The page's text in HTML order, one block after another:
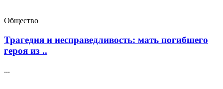
Общество
Трагедия и несправедливость: мать погибшего
героя из ..
...